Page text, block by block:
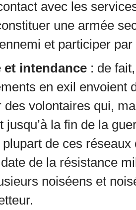
avec les
une armée
et participer
et intendance : de
en exil envoient
des volontaires qui,
jusqu’à la fin de la
plupart de ces
de la résistance
noiséens et